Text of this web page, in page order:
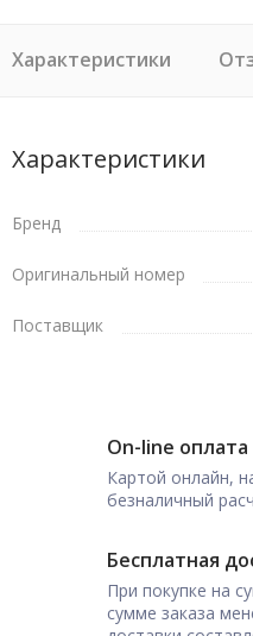
Характеристики
Характеристики
Бренд
Оригинальный номер
Поставщик
On-line оплата
Картой онлайн,
безналичный
Бесплатная
При покупке на
сумме заказа